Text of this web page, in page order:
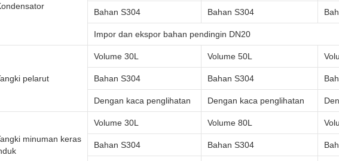
Bahan S304 Bahan S304
Impor dan ekspor bahan pendingin DN20
pelarut
Volume 30L Volume 50L
Bahan S304 Bahan S304
Dengan kaca penglihatan Dengan kaca penglihatan
minuman keras
Volume 30L Volume 80L
Bahan S304 Bahan S304